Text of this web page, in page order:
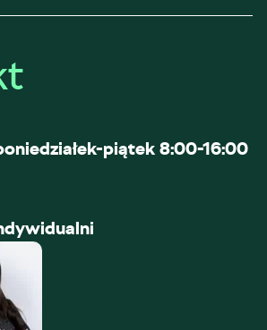
piątek 8:00-16:00